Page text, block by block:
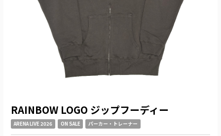
RAINBOW LOGO ジップフーディー
ARENA LIVE 2026 ON SALE パーカー・トレーナー